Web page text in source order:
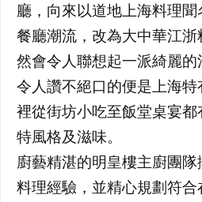
廳，向來以道地上海料理
餐廳潮流，改為大中華江
然會令人聯想起一派綺麗
令人讚不絕口的便是上海
裡從街坊小吃至飯堂桌宴
特風格及滋味。
廚藝精湛的明皇樓主廚團
料理經驗，並精心規劃符